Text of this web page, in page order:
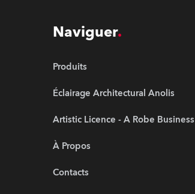
Naviguer
Produits
Éclairage Architectural Anolis
Artistic Licence - A Robe Business
À Propos
Contacts